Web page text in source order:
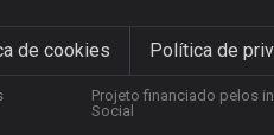
de cookies Política de
Projeto financiado pelos
Social